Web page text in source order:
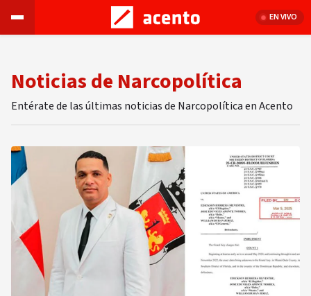
EN VIVO
Noticias de Narcopolítica
Entérate de las últimas noticias de Narcopolítica en Acento